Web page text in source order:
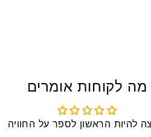
מה לקוחות אומרים